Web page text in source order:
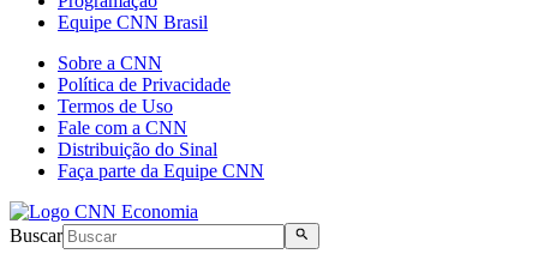
Equipe CNN Brasil
Sobre a CNN
Política de Privacidade
Termos de Uso
Fale com a CNN
Distribuição do Sinal
Faça parte da Equipe CNN
Buscar